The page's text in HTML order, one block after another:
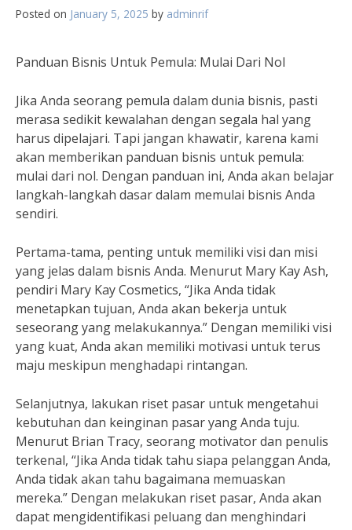
Posted on January 5, 2025 by adminrif
Panduan Bisnis Untuk Pemula: Mulai Dari Nol
Jika Anda seorang pemula dalam dunia bisnis, pasti
merasa sedikit kewalahan dengan segala hal yang
harus dipelajari. Tapi jangan khawatir, karena kami
akan memberikan panduan bisnis untuk pemula:
mulai dari nol. Dengan panduan ini, Anda akan belajar
langkah-langkah dasar dalam memulai bisnis Anda
sendiri.
Pertama-tama, penting untuk memiliki visi dan misi
yang jelas dalam bisnis Anda. Menurut Mary Kay Ash,
pendiri Mary Kay Cosmetics, “Jika Anda tidak
menetapkan tujuan, Anda akan bekerja untuk
seseorang yang melakukannya.” Dengan memiliki visi
yang kuat, Anda akan memiliki motivasi untuk terus
maju meskipun menghadapi rintangan.
Selanjutnya, lakukan riset pasar untuk mengetahui
kebutuhan dan keinginan pasar yang Anda tuju.
Menurut Brian Tracy, seorang motivator dan penulis
terkenal, “Jika Anda tidak tahu siapa pelanggan Anda,
Anda tidak akan tahu bagaimana memuaskan
mereka.” Dengan melakukan riset pasar, Anda akan
dapat mengidentifikasi peluang dan menghindari